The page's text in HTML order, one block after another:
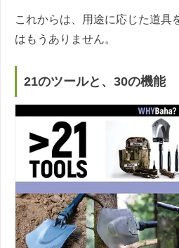
これからは、用途に応じた道具
はもうありません。
21のツールと、30の機能